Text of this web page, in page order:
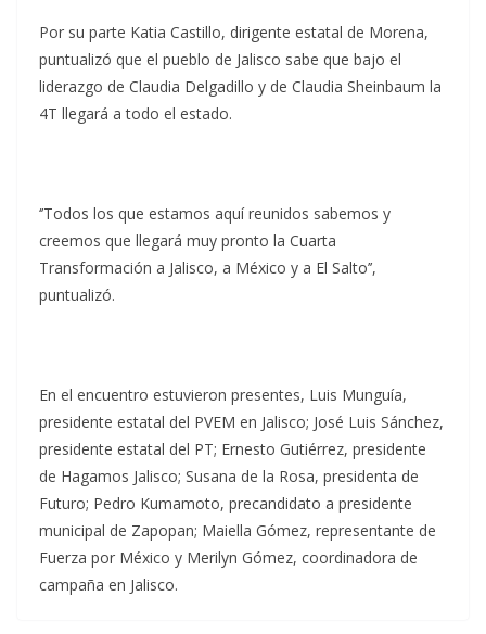
Por su parte Katia Castillo, dirigente estatal de Morena,
puntualizó que el pueblo de Jalisco sabe que bajo el
liderazgo de Claudia Delgadillo y de Claudia Sheinbaum la
4T llegará a todo el estado.
‘’Todos los que estamos aquí reunidos sabemos y
creemos que llegará muy pronto la Cuarta
Transformación a Jalisco, a México y a El Salto’’,
puntualizó.
En el encuentro estuvieron presentes, Luis Munguía,
presidente estatal del PVEM en Jalisco; José Luis Sánchez,
presidente estatal del PT; Ernesto Gutiérrez, presidente
de Hagamos Jalisco; Susana de la Rosa, presidenta de
Futuro; Pedro Kumamoto, precandidato a presidente
municipal de Zapopan; Maiella Gómez, representante de
Fuerza por México y Merilyn Gómez, coordinadora de
campaña en Jalisco.